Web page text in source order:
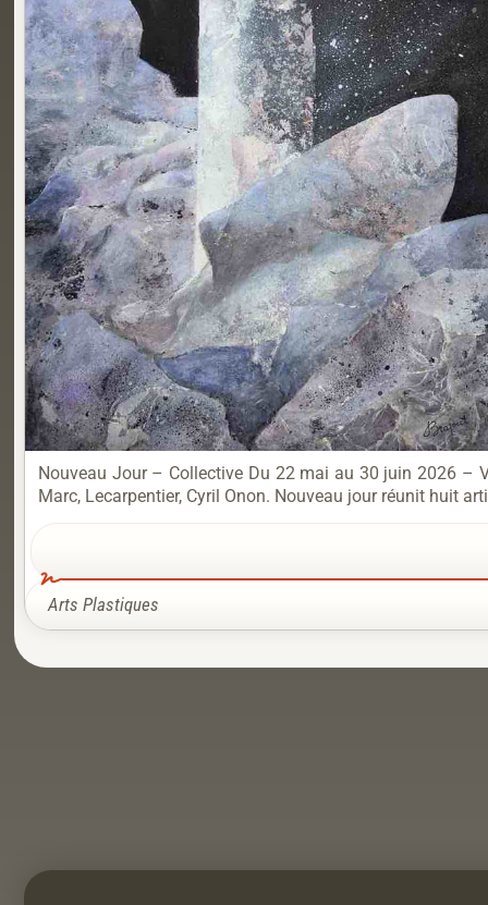
Nouveau Jour – Collective Du 22 mai au 30 juin 2026 –
Marc, Lecarpentier, Cyril Onon. Nouveau jour réunit huit
Arts Plastiques